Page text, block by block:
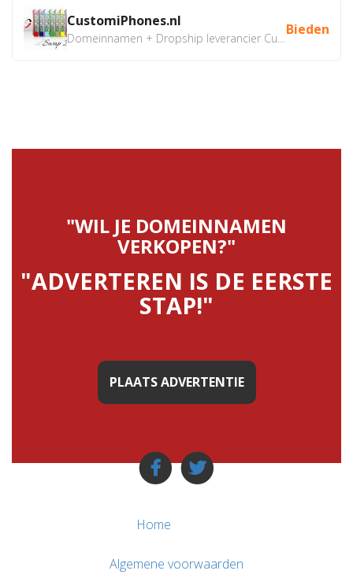
CustomiPhones.nl Bieden
"WIL JE DOMEINNAMEN
VERKOPEN?"
"ADVERTEREN IS DE EERSTE
STAP!"
PLAATS ADVERTENTIE
Home
Algemene voorwaarden